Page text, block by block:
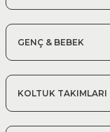
GENÇ & BEBEK
KOLTUK TAKIMLARI